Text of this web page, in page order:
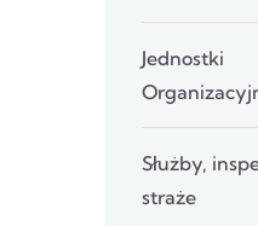
Jednostki
Służby,
straże